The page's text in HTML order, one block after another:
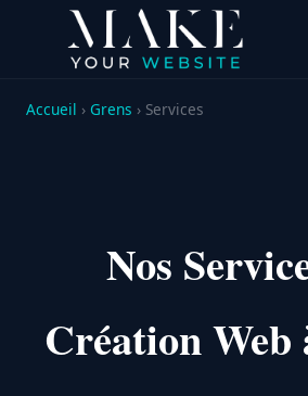
Accueil › Grens › Services
Nos
Création Web